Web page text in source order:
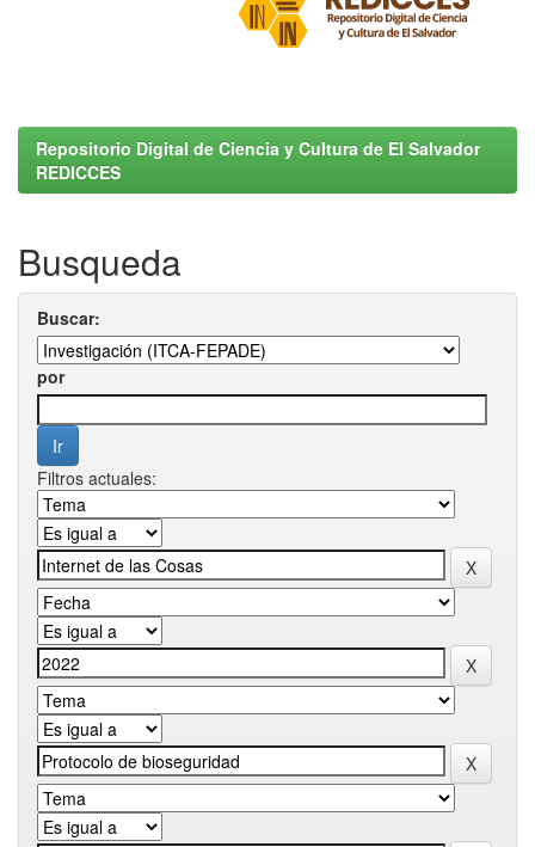
Repositorio Digital de Ciencia y Cultura de El Salvador
REDICCES
Busqueda
Buscar:
por
Filtros actuales: